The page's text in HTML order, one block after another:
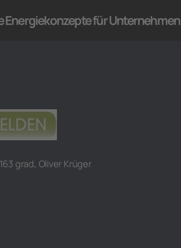
Energiekonzepte für Unternehmen
grad, Oliver Krüger